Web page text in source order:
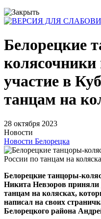
Белорецкие
участие в
танцам на
28 октября 2023
Новости
Новости Белорецка
Белорецкие танцоры-
Никита Невзоров приняли
танцам на колясках,
написал на своих
Белорецкого района